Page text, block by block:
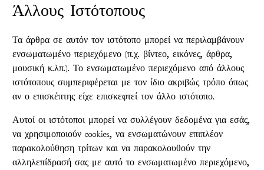
Άλλους Ιστότοπους
Τα άρθρα σε αυτόν τον ιστότοπο μπορεί να περιλαμβάνουν
ενσωματωμένο περιεχόμενο (π.χ. βίντεο, εικόνες, άρθρα,
μουσική κ.λπ.). Το ενσωματωμένο περιεχόμενο από άλλους
ιστότοπους συμπεριφέρεται με τον ίδιο ακριβώς τρόπο όπως
αν ο επισκέπτης είχε επισκεφτεί τον άλλο ιστότοπο.
Αυτοί οι ιστότοποι μπορεί να συλλέγουν δεδομένα για εσάς,
να χρησιμοποιούν cookies, να ενσωματώνουν επιπλέον
παρακολούθηση τρίτων και να παρακολουθούν την
αλληλεπίδρασή σας με αυτό το ενσωματωμένο περιεχόμενο,